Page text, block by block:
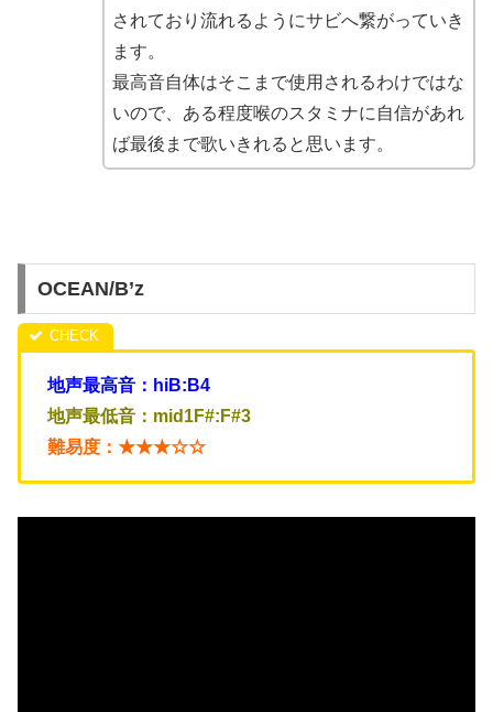
されており流れるようにサビへ繋がっていき
ます。
最高音自体はそこまで使用されるわけではな
いので、ある程度喉のスタミナに自信があれ
ば最後まで歌いきれると思います。
OCEAN/B’z
地声最高音：hiB:B4
地声最低音：mid1F#:F#3
難易度：★★★☆☆